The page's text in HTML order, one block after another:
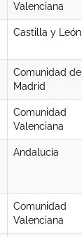
Valenciana
Castilla y León
Comunidad de
Madrid
Comunidad
Valenciana
Andalucía
Comunidad
Valenciana